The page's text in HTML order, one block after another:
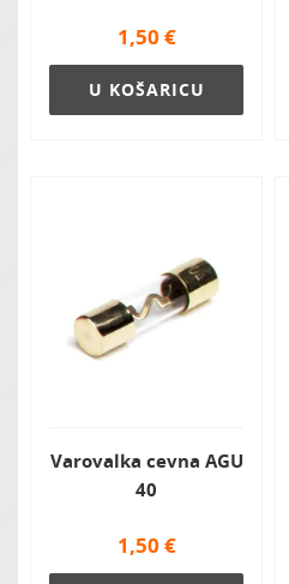
1,50 €
U KOŠARICU
Varovalka cevna AGU
40
1,50 €